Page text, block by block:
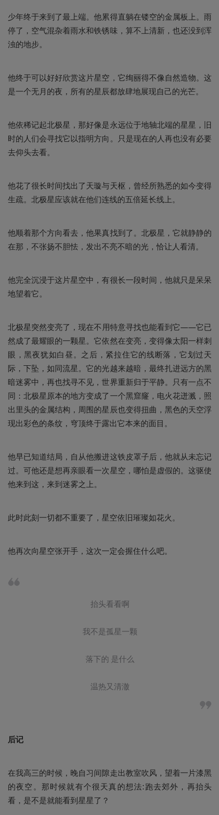
少年终于来到了最上端。他累得直躺在镂空的金属板上。雨
停了，空气混杂着雨水和铁锈味，算不上清新，也还没到浑
浊的地步。
他终于可以好好欣赏这片星空，它绚丽得不像自然造物。这
是一个无月的夜，所有的星辰都放肆地展现自己的光芒。
他依稀记起北极星，那好像是永远位于地轴北端的星星，旧
时的人们会寻找它以指明方向。只是现在的人再也没有必要
去仰头去看。
他花了很长时间找出了天璇与天枢，曾经所熟悉的如今变得
生疏。北极星应该就在他们连线的五倍延长线上。
他顺着那个方向看去，他果真找到了。北极星，它就静静的
在那，不张扬不胆怯，发出不亮不暗的光，恰让人看清。
他完全沉浸于这片星空中，有很长一段时间，他就只是呆呆
地望着它。
北极星突然变亮了，现在不用特意寻找也能看到它——它已
然成了最耀眼的一颗星。它依然在变亮，变得像太阳一样刺
眼，黑夜犹如白昼。之后，紧拉住它的线断落，它划过天
际，下坠，如同流星。它的光越来越暗，最终扎进远方的黑
暗迷雾中，再也找寻不见，世界重新归于平静。只有一点不
同：北极星原本的地方变成了一个黑窟窿，电火花迸溅，照
出里头的金属结构，周围的星辰也变得扭曲，黑色的天空浮
现出彩色的条纹，穹顶终于露出它本来的面目。
他早已知道结局，自从他搬进这铁皮罩子后，他就从未忘记
过。可他还是想再亲眼看一次星空，哪怕是虚假的。这驱使
他来到这，来到迷雾之上。
此时此刻一切都不重要了，星空依旧璀璨如花火。
他再次向星空张开手，这次一定会握住什么吧。
抬头看看啊
我不是孤星一颗
落下的 是什么
温热又清澈
后记
在我高三的时候，晚自习间隙走出教室吹风，望着一片漆黑
的夜空。那时候就有个很天真的想法:跑去郊外，再抬头
看，是不是就能看到星星了？